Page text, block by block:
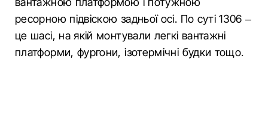
ресорною підвіскою задньої осі. По суті 1306 –
це шасі, на якій монтували легкі вантажні
платформи, фургони, ізотермічні будки тощо.